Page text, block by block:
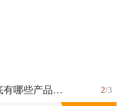
3/3
男生无法接受的10种女生穿搭，有一种男生看到了就会远离